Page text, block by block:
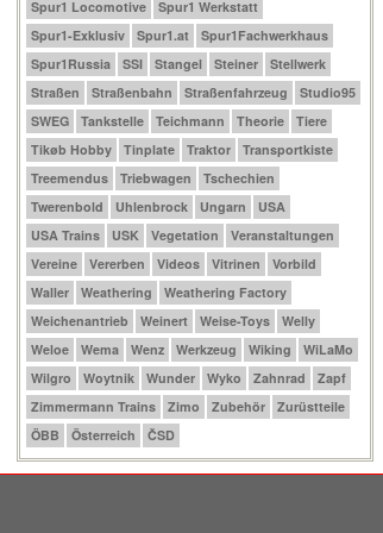
Spur1 Locomotive
Spur1 Werkstatt
Spur1-Exklusiv
Spur1.at
Spur1Fachwerkhaus
Spur1Russia
SSI Stangel Steiner
Stellwerk
Straßen
Straßenbahn Straßenfahrzeug
Studio95
SWEG
Tankstelle Teichmann Theorie
Tiere
Tikøb Hobby
Tinplate Traktor
Transportkiste
Treemendus
Triebwagen
Tschechien
Twerenbold
Uhlenbrock Ungarn
USA
USA Trains
USK Vegetation
Veranstaltungen
Vereine
Vererben Videos Vitrinen
Vorbild
Waller
Weathering
Weathering Factory
Weichenantrieb
Weinert Weise-Toys
Welly
Weloe
Wema Wenz Werkzeug Wiking
WiLaMo
Wilgro
Woytnik Wunder Wyko Zahnrad
Zapf
Zimmermann Trains
Zimo Zubehör
Zurüstteile
ÖBB
Österreich ČSD